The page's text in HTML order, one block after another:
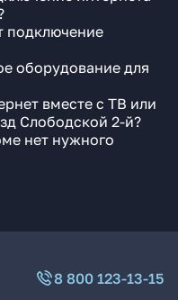
подключение
оборудование для
вместе с ТВ или
Слободской 2-й?
нет нужного
8 800 123-13-15